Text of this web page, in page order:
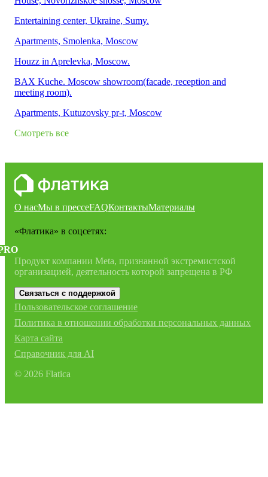
Entertaining center, Ukraine, Sumy.
Apartments, Smolenka, Moscow
Houzz in Aprelevka, Moscow.
BAX Kuche. Moscow showroom(facade, reception and
meeting room).
Apartments, Kutuzovsky pr-t, Moscow
Смотреть все
О насМы в прессеFAQКонтактыМатериалы
«Флатика» в соцсетях:
Продукт компании Meta, признанной экстремистской
организацией, деятельность которой запрещена в РФ
Связаться с поддержкой
Пользовательское соглашение
Политика в отношении обработки персональных данных
Карта сайта
Справочник для AI
© 2026 Flatica